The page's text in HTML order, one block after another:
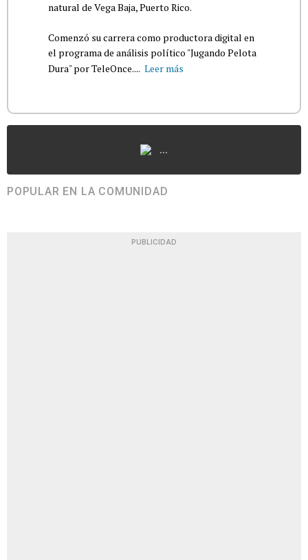
natural de Vega Baja, Puerto Rico.
Comenzó su carrera como productora digital en
el programa de análisis político "Jugando Pelota
Dura" por TeleOnce.... Leer más
...
POPULAR EN LA COMUNIDAD
PUBLICIDAD